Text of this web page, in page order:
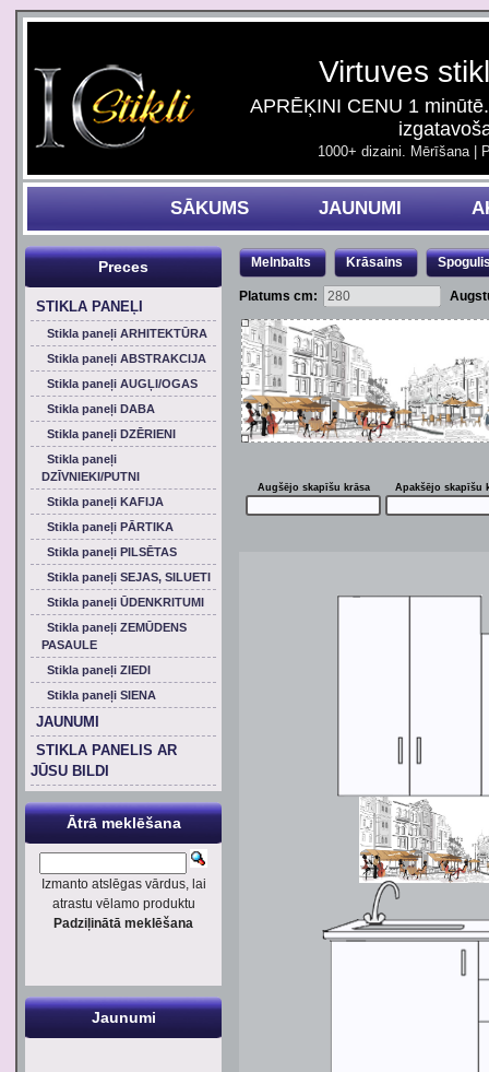
Virtuves
APRĒĶINI CENU 1
1000+ dizaini. Mērīšana |
SĀKUMS JAUNUMI
Melnbalts Krāsains
Platums cm:
Augšējo skapīšu krāsa Apakšējo skapīšu
Preces
STIKLA PANEĻI
Stikla paneļi ARHITEKTŪRA
Stikla paneļi ABSTRAKCIJA
Stikla paneļi AUGĻI/OGAS
Stikla paneļi DABA
Stikla paneļi DZĒRIENI
Stikla paneļi
DZĪVNIEKI/PUTNI
Stikla paneļi KAFIJA
Stikla paneļi PĀRTIKA
Stikla paneļi PILSĒTAS
Stikla paneļi SEJAS, SILUETI
Stikla paneļi ŪDENKRITUMI
Stikla paneļi ZEMŪDENS
PASAULE
Stikla paneļi ZIEDI
Stikla paneļi SIENA
JAUNUMI
STIKLA PANELIS AR
JŪSU BILDI
Ātrā meklēšana
Izmanto atslēgas vārdus, lai
atrastu vēlamo produktu
Padziļinātā meklēšana
Jaunumi